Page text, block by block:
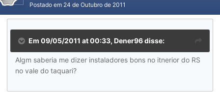
Postado em 24 de Outubro de 2011
Em 09/05/2011 at 00:33, Dener96 disse:
Algm saberia me dizer instaladores bons no itnerior do RS
no vale do taquari?